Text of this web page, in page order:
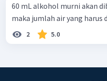
60 mL alkohol murni akan
maka jumlah air yang harus
2 5.0